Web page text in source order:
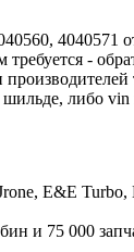
4040571
-
либо
E&E
и 75 000